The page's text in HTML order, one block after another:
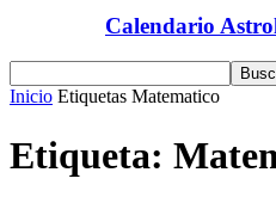
Calendario
Inicio Etiquetas Matematico
Etiqueta: